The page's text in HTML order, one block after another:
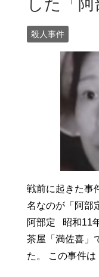
した「阿
殺人事件
戦前に起きた事
名なのが「阿部
阿部定 昭和11
茶屋「満佐喜」
た。 この事件は